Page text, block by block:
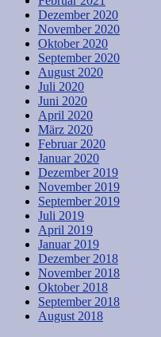
Dezember 2020
November 2020
Oktober 2020
September 2020
August 2020
Juli 2020
Juni 2020
April 2020
März 2020
Februar 2020
Januar 2020
Dezember 2019
November 2019
September 2019
Juli 2019
April 2019
Januar 2019
Dezember 2018
November 2018
Oktober 2018
September 2018
August 2018